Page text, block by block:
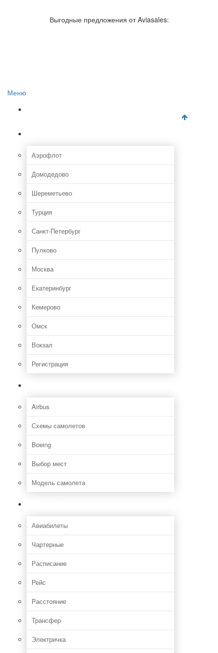
Отзывы об авиакомпаниях
Отзывы об аэропортах
Выгодные предложения от Aviasales:
Меню
Аэрофлот
Домодедово
Шереметьево
Турция
Санкт-Петербург
Пулково
Москва
Екатеринбург
Кемерово
Омск
Вокзал
Регистрация
Airbus
Схемы самолетов
Boeing
Выбор мест
Модель самолета
Авиабилеты
Чартерные
Расписание
Рейс
Расстояние
Трансфер
Электричка